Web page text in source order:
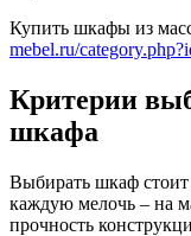
Купить шкафы из
mebel.ru/
Критерии
шкафа
Выбирать шкаф
каждую мелочь – на
прочность